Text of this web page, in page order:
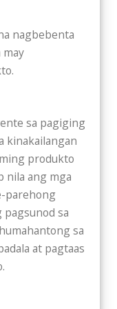
nagbebenta
may
sa pagiging
kinakailangan
produkto
nila ang mga
parehong
sa
sa
at pagtaas